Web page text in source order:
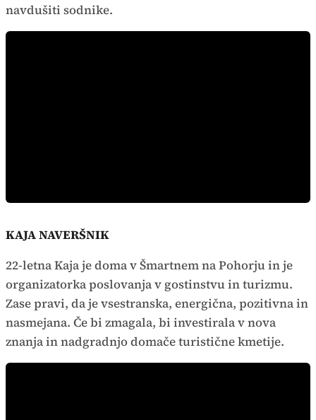
navdušiti sodnike.
KAJA NAVERŠNIK
22-letna Kaja je doma v Šmartnem na Pohorju in je
organizatorka poslovanja v gostinstvu in turizmu.
Zase pravi, da je vsestranska, energična, pozitivna in
nasmejana. Če bi zmagala, bi investirala v nova
znanja in nadgradnjo domače turistične kmetije.